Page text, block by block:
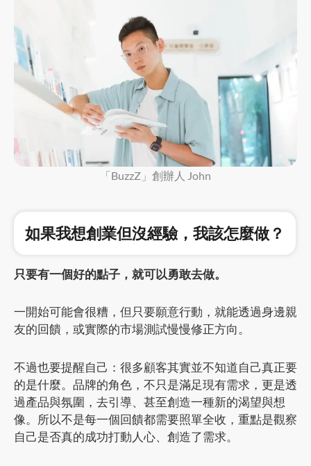
「BuzzZ」創辦人 John
如果我想創業但沒經驗，我該怎麼做？
只要有一個好的點子，就可以勇敢去做。
一開始可能會很糟，但只要願意行動，就能透過身邊親
友的回饋，或實際的市場測試慢慢修正方向。
不過也要提醒自己：很多顧客其實並不知道自己真正要
的是什麼。品牌的角色，不只是滿足現有需求，更是透
過產品與氛圍，去引導、甚至創造一種新的渴望與想
像。所以不是每一個回饋都需要照單全收，重點是觀察
自己是否真的成功打動人心、創造了需求。